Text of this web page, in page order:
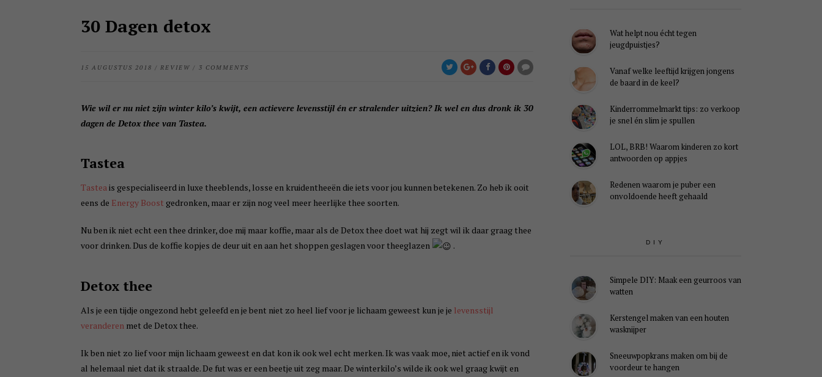
30 Dagen detox
15 AUGUSTUS 2018 / REVIEW / 3 COMMENTS
Wie wil er nu niet zijn winter kilo’s kwijt, een actievere levensstijl én er stralender uitzien? Ik wel en dus dronk ik 30
dagen de Detox thee van Tastea.
Tastea
Tasteais gespecialiseerd in luxe theeblends, losse en kruidentheeën die iets voor jou kunnen betekenen. Zo heb ik ooit
eens de Energy Boost gedronken, maar er zijn nog veel meer heerlijke thee soorten.
Nu ben ik niet echt een thee drinker, doe mij maar koffie, maar als de Detox thee doet wat hij zegt wil ik daar graag thee
voor drinken. Dus de koffie kopjes de deur uit en aan het shoppen geslagen voor theeglazen
.
Detox thee
Als je een tijdje ongezond hebt geleefd en je bent niet zo heel lief voor je lichaam geweest kun je je levensstijl
veranderen met de Detox thee.
Ik ben niet zo lief voor mijn lichaam geweest en dat kon ik ook wel echt merken. Ik was vaak moe, niet actief en ik vond
al helemaal niet dat ik straalde. De fut was er een beetje uit zeg maar. De winterkilo’s wilde ik ook wel graag kwijt en
Wat helpt nou écht tegen
jeugdpuistjes?
Vanaf welke leeftijd krijgen jongens
de baard in de keel?
Kinderrommelmarkt tips: zo verkoop
je snel én slim je spullen
LOL, BRB! Waarom kinderen zo kort
antwoorden op appjes
Redenen waarom je puber een
onvoldoende heeft gehaald
DIY
Simpele DIY: Maak een geurroos van
watten
Kerstengel maken van een houten
wasknijper
Sneeuwpopkrans maken om bij de
voordeur te hangen